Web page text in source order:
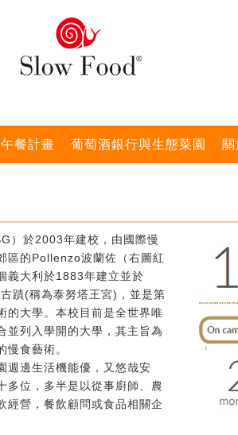
餐計畫 葡萄酒銀行與生態菜園
）於2003年建校，由國際慢
區的Pollenzo波蘭佐（右圖紅
義大利於1883年建立並於
蹟(稱為泰努塔王宮)，並是第
的大學。本校目前是全世界唯
並列入學開的大學，其主旨為
慢食藝術。
週邊生活機能優，又悠哉安
多位，多半是以從事廚師、農
經營，餐飲顧問或食品相關企